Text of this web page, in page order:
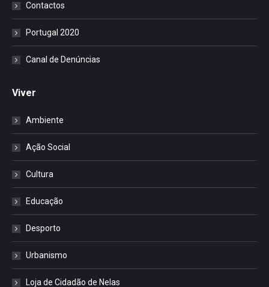
Contactos
Portugal 2020
Canal de Denúncias
Viver
Ambiente
Ação Social
Cultura
Educação
Desporto
Urbanismo
Loja de Cidadão de Nelas